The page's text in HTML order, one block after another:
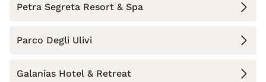
Petra Segreta Resort & Spa
Parco Degli Ulivi
Galanias Hotel & Retreat